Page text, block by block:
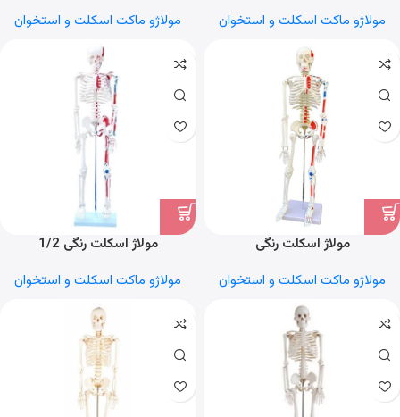
مولاژو ماکت اسکلت و استخوان
مولاژو ماکت اسکلت و استخوان
مولاژ اسکلت رنگی
مولاژو ماکت اسکلت و استخوان
مولاژ اسکلت رنگی 1/2
مولاژو ماکت اسکلت و استخوان